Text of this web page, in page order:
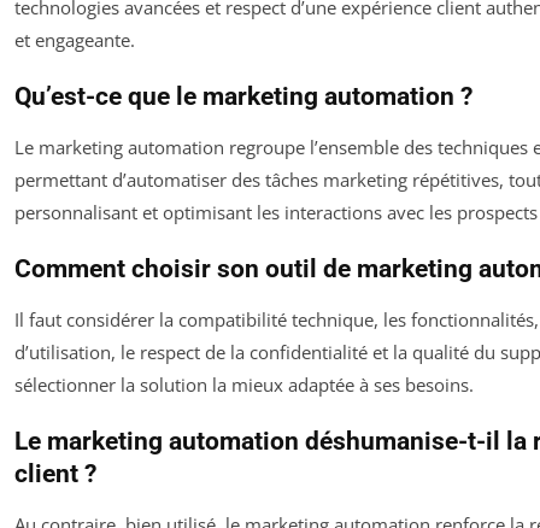
technologies avancées et respect d’une expérience client
et engageante.
Qu’est-ce que le marketing automation ?
Le marketing automation regroupe l’ensemble des techniques
permettant d’automatiser des tâches marketing répétitives,
personnalisant et optimisant les interactions avec les
Comment choisir son outil de marketing
Il faut considérer la compatibilité technique, les
d’utilisation, le respect de la confidentialité et la qualité du
sélectionner la solution la mieux adaptée à ses besoins.
Le marketing automation déshumanise-t-il la
client ?